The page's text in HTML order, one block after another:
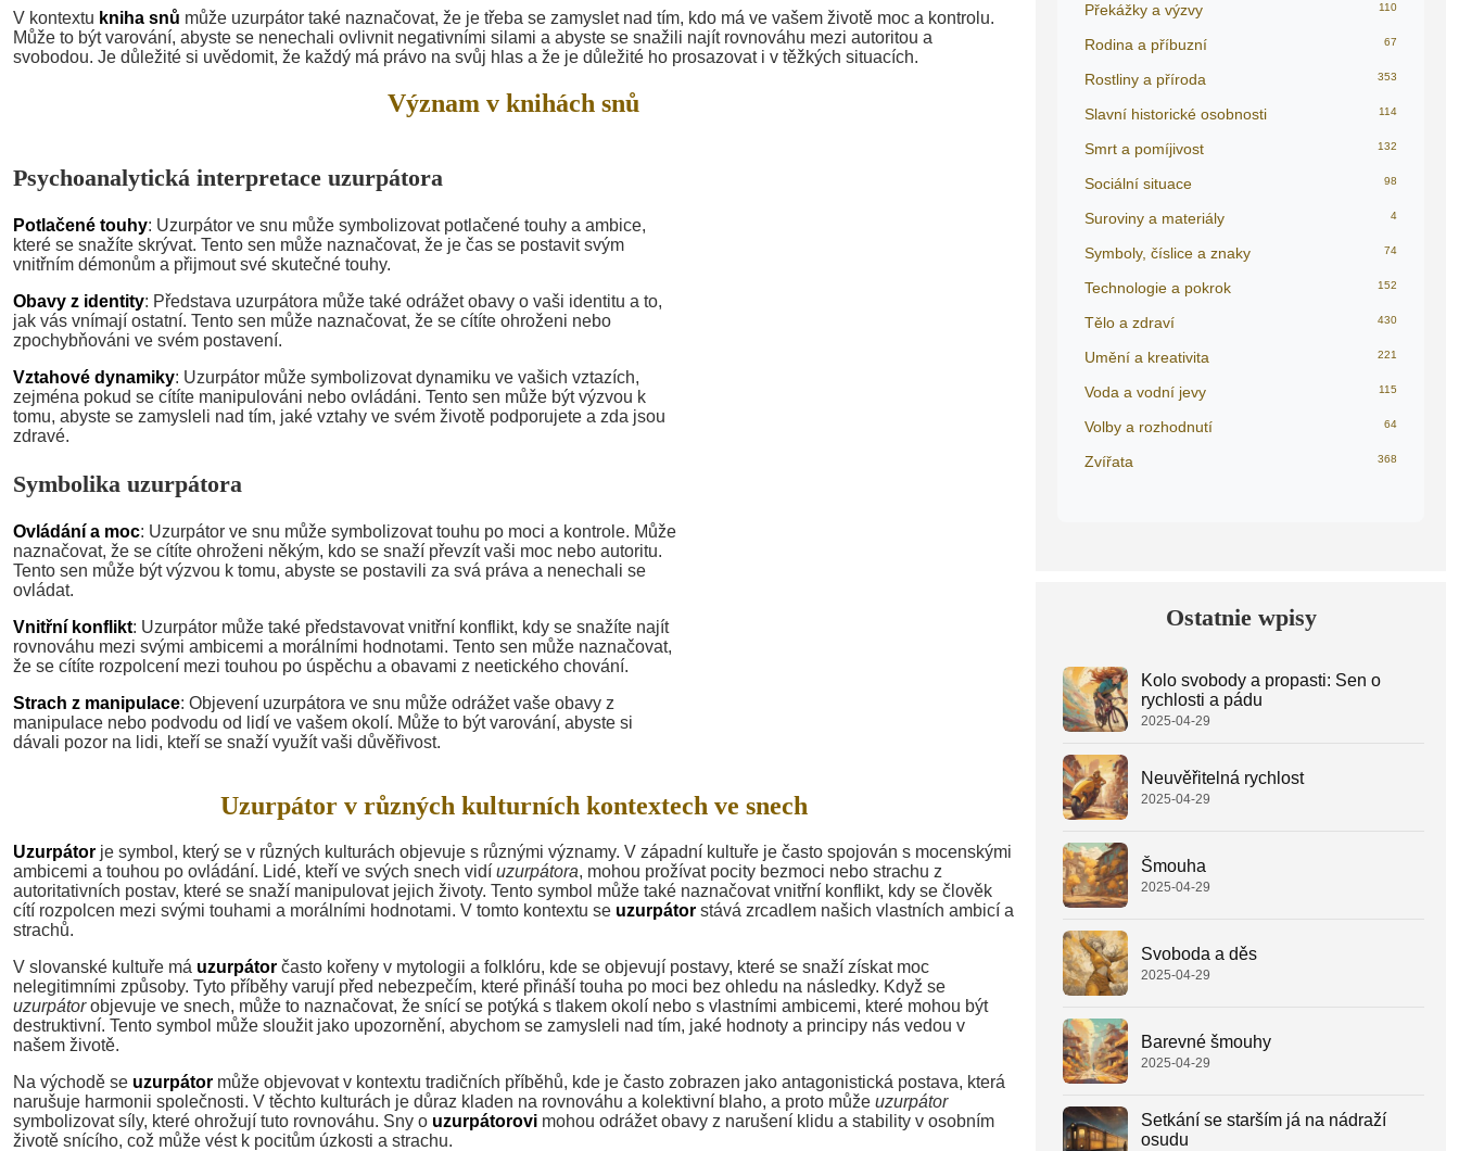
V kontextu kniha snů může uzurpátor také naznačovat, že je třeba se zamyslet nad tím, kdo má ve vašem životě moc a kontrolu.
Může to být varování, abyste se nenechali ovlivnit negativními silami a abyste se snažili najít rovnováhu mezi autoritou a
svobodou. Je důležité si uvědomit, že každý má právo na svůj hlas a že je důležité ho prosazovat i v těžkých situacích.
Význam v knihách snů
Psychoanalytická interpretace uzurpátora
Potlačené touhy: Uzurpátor ve snu může symbolizovat potlačené touhy a ambice,
které se snažíte skrývat. Tento sen může naznačovat, že je čas se postavit svým
vnitřním démonům a přijmout své skutečné touhy.
Obavy z identity: Představa uzurpátora může také odrážet obavy o vaši identitu a to,
jak vás vnímají ostatní. Tento sen může naznačovat, že se cítíte ohroženi nebo
zpochybňováni ve svém postavení.
Vztahové dynamiky: Uzurpátor může symbolizovat dynamiku ve vašich vztazích,
zejména pokud se cítíte manipulováni nebo ovládáni. Tento sen může být výzvou k
tomu, abyste se zamysleli nad tím, jaké vztahy ve svém životě podporujete a zda jsou
zdravé.
Symbolika uzurpátora
Ovládání a moc: Uzurpátor ve snu může symbolizovat touhu po moci a kontrole. Může
naznačovat, že se cítíte ohroženi někým, kdo se snaží převzít vaši moc nebo autoritu.
Tento sen může být výzvou k tomu, abyste se postavili za svá práva a nenechali se
ovládat.
Vnitřní konflikt: Uzurpátor může také představovat vnitřní konflikt, kdy se snažíte najít
rovnováhu mezi svými ambicemi a morálními hodnotami. Tento sen může naznačovat,
že se cítíte rozpolcení mezi touhou po úspěchu a obavami z neetického chování.
Strach z manipulace: Objevení uzurpátora ve snu může odrážet vaše obavy z
manipulace nebo podvodu od lidí ve vašem okolí. Může to být varování, abyste si
dávali pozor na lidi, kteří se snaží využít vaši důvěřivost.
Uzurpátor v různých kulturních kontextech ve snech
Uzurpátor je symbol, který se v různých kulturách objevuje s různými významy. V západní kultuře je často spojován s mocenskými
ambicemi a touhou po ovládání. Lidé, kteří ve svých snech vidí uzurpátora, mohou prožívat pocity bezmoci nebo strachu z
autoritativních postav, které se snaží manipulovat jejich životy. Tento symbol může také naznačovat vnitřní konflikt, kdy se člověk
cítí rozpolcen mezi svými touhami a morálními hodnotami. V tomto kontextu se uzurpátor stává zrcadlem našich vlastních ambicí a
strachů.
V slovanské kultuře má uzurpátor často kořeny v mytologii a folklóru, kde se objevují postavy, které se snaží získat moc
nelegitimními způsoby. Tyto příběhy varují před nebezpečím, které přináší touha po moci bez ohledu na následky. Když se
uzurpátorobjevuje ve snech, může to naznačovat, že snící se potýká s tlakem okolí nebo s vlastními ambicemi, které mohou být
destruktivní. Tento symbol může sloužit jako upozornění, abychom se zamysleli nad tím, jaké hodnoty a principy nás vedou v
našem životě.
Na východě se uzurpátor může objevovat v kontextu tradičních příběhů, kde je často zobrazen jako antagonistická postava, která
narušuje harmonii společnosti. V těchto kulturách je důraz kladen na rovnováhu a kolektivní blaho, a proto může uzurpátor
symbolizovat síly, které ohrožují tuto rovnováhu. Sny o uzurpátorovi mohou odrážet obavy z narušení klidu a stability v osobním
životě snícího, což může vést k pocitům úzkosti a strachu.
Překážky a výzvy 110
Rodina a příbuzní 67
Rostliny a příroda 353
Slavní historické osobnosti 114
Smrt a pomíjivost 132
Sociální situace 98
Suroviny a materiály 4
Symboly, číslice a znaky 74
Technologie a pokrok 152
Tělo a zdraví 430
Umění a kreativita 221
Voda a vodní jevy 115
Volby a rozhodnutí 64
Zvířata 368
Ostatnie wpisy
Kolo svobody a propasti: Sen o
rychlosti a pádu
2025-04-29
Neuvěřitelná rychlost
2025-04-29
Šmouha
2025-04-29
Svoboda a děs
2025-04-29
Barevné šmouhy
2025-04-29
Setkání se starším já na nádraží
osudu